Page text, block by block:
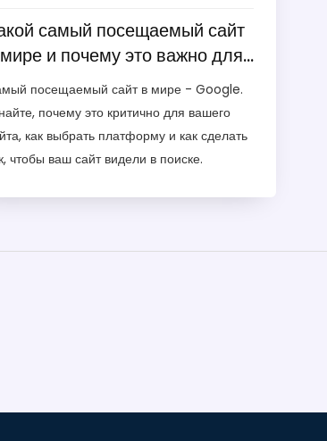
самый посещаемый сайт
и почему это важно для
проекта
посещаемый сайт в мире - Google.
почему это критично для вашего
как выбрать платформу и как сделать
чтобы ваш сайт видели в поиске.